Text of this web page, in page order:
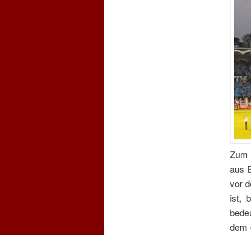
Zum
aus
vor
ist,
dem